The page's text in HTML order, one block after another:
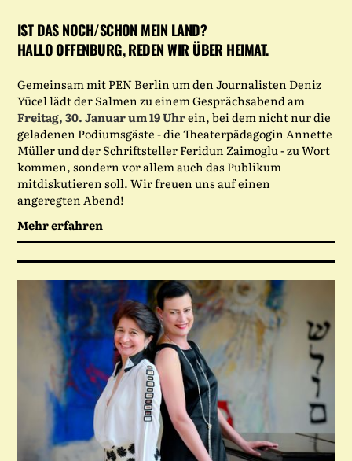
IST DAS NOCH/SCHON MEIN LAND?
HALLO OFFENBURG, REDEN WIR ÜBER HEIMAT.
Gemeinsam mit PEN Berlin um den Journalisten Deniz
Yücel lädt der Salmen zu einem Gesprächsabend am
Freitag, 30. Januar um 19 Uhrein, bei dem nicht nur die
geladenen Podiumsgäste - die Theaterpädagogin Annette
Müller und der Schriftsteller Feridun Zaimoglu - zu Wort
kommen, sondern vor allem auch das Publikum
mitdiskutieren soll. Wir freuen uns auf einen
angeregten Abend!
Mehr erfahren